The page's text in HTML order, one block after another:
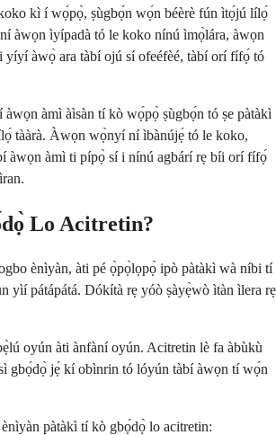
kì í wọ́pọ̀, ṣùgbọ́n wọ́n béèrè fún ìtọ́jú lílọ́
àwọn ìyípadà tó le koko nínú ìmọ̀lára, àwọn
yíyí àwọ̀ ara tàbí ojú sí ofeéfèé, tàbí orí fífọ́ tó
àmì àìsàn tí kò wọ́pọ̀ ṣùgbọ́n tó ṣe pàtàkì
tààrà. Àwọn wọ̀nyí ní ìbànújẹ́ tó le koko,
àwọn àmì ti pípọ̀ sí i nínú agbárí rẹ bíi orí fífọ́
Lo Acitretin?
ènìyàn, àti pé ọ̀pọ̀lọpọ̀ ipò pàtàkì wà níbi tí
yìí pátápátá. Dókítà rẹ yóò ṣàyẹ̀wò ìtàn ìlera rẹ
oyún àti ànfàní oyún. Acitretin lè fa àbùkù
gbọ́dọ̀ jẹ́ kí obìnrin tó lóyún tàbí àwọn tí wọ́n
pàtàkì tí kò gbọ́dọ̀ lo acitretin: